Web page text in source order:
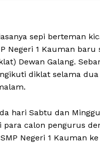
sepi berteman
Negeri 1 Kauman baru
Dewan Galang.
diklat selama
hari Sabtu dan
calon pengurus
Negeri 1 Kauman